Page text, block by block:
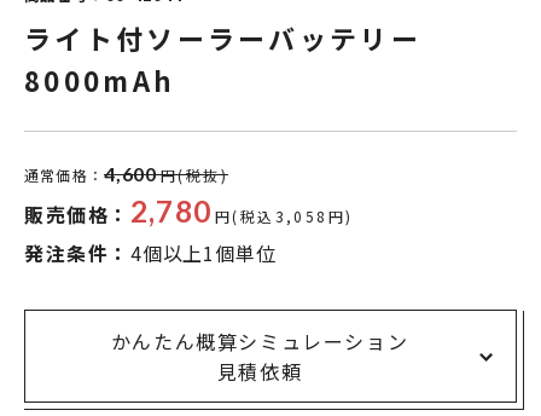
ライト付ソーラーバッテリー
8000mAh
通常価格： 4,600円(税抜)
販売価格： 2,780 円(税込3,058円)
発注条件： 4個以上1個単位
かんたん概算シミュレーション
見積依頼